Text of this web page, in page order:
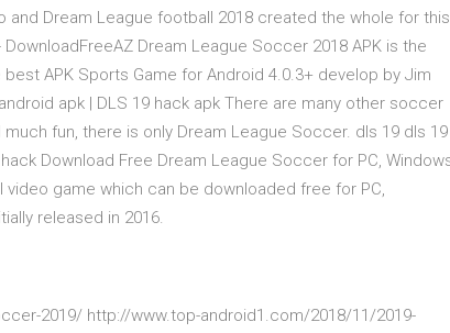
Dream League football 2018 created the whole for this
Dream League Soccer 2018 APK is the
APK Sports Game for Android 4.0.3+ develop by Jim
apk | DLS 19 hack apk There are many other soccer
fun, there is only Dream League Soccer. dls 19 dls 19
game which can be downloaded free for PC,
released in 2016.
2019/ http://www.top-android1.com/2018/11/2019-